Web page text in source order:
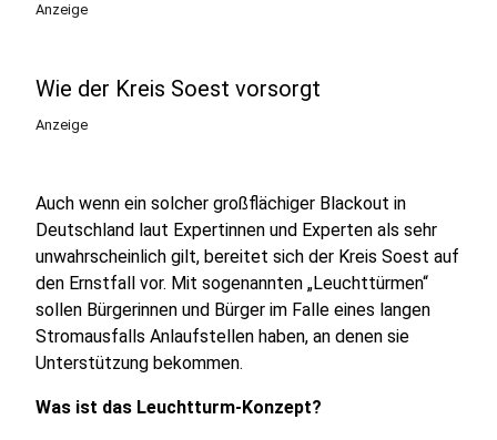
Anzeige
Wie der Kreis Soest vorsorgt
Anzeige
Auch wenn ein solcher großflächiger Blackout in
Deutschland laut Expertinnen und Experten als sehr
unwahrscheinlich gilt, bereitet sich der Kreis Soest auf
den Ernstfall vor. Mit sogenannten „Leuchttürmen“
sollen Bürgerinnen und Bürger im Falle eines langen
Stromausfalls Anlaufstellen haben, an denen sie
Unterstützung bekommen.
Was ist das Leuchtturm-Konzept?